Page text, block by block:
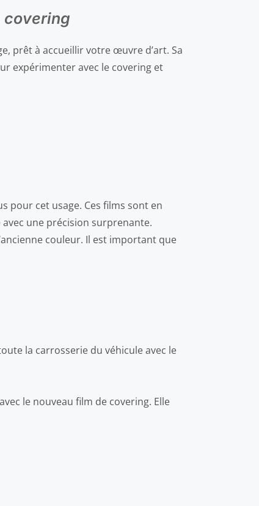
covering
prêt à accueillir votre œuvre d’art. Sa
expérimenter avec le covering et
pour cet usage. Ces films sont en
une précision surprenante.
couleur. Il est important que
la carrosserie du véhicule avec le
le nouveau film de covering. Elle